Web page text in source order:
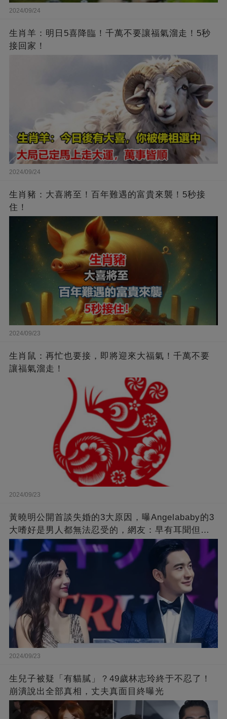
2024/09/24
生肖羊：明日5喜降臨！千萬不要讓福氣溜走！5秒
接回家！
2024/09/24
生肖豬：大喜將至！百年難遇的富貴來襲！5秒接
住！
2024/09/23
生肖鼠：再忙也要接，即將迎來大福氣！千萬不要
讓福氣溜走！
2024/09/23
黃曉明公開首談失婚的3大原因，曝Angelababy的3
大嗜好是男人都無法忍受的，網友：早有耳聞但想
不到那麼嚴重！
2024/09/23
生兒子被疑「有貓膩」？49歲林志玲終于不忍了！
崩潰說出全部真相，丈夫真面目終曝光